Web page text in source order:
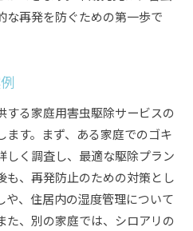
な再発を防ぐための第一歩で
する家庭用害虫駆除サービスの
す。まず、ある家庭でのゴキ
しく調査し、最適な駆除プラン
も、再発防止のための対策とし
や、住居内の湿度管理について
た、別の家庭では、シロアリの